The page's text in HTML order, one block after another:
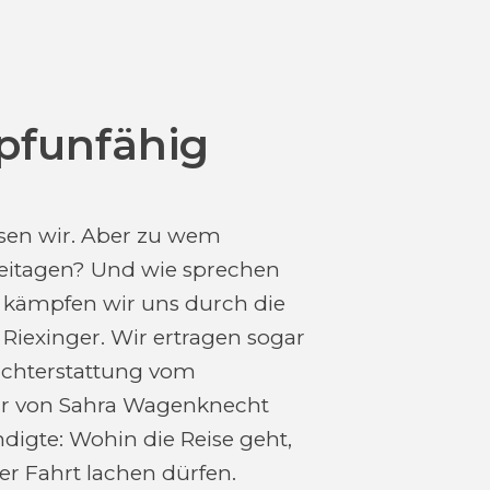
wir. Aber zu wem
Und wie sprechen
wir uns durch die
Wir ertragen sogar
vom
von Sahra Wagenknecht
Wohin die Reise geht,
Fahrt lachen dürfen.